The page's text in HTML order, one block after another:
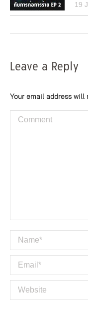
19
Leave a Reply
Your email address will
Comment
Name *
Email *
Website